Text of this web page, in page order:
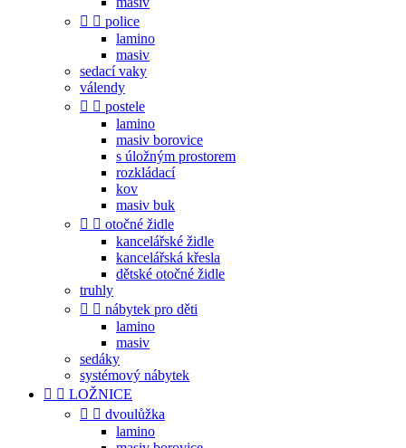
  police
lamino
masiv
sedací vaky
válendy
  postele
lamino
masiv borovice
s úložným prostorem
rozkládací
kov
masiv buk
  otočné židle
kancelářské židle
kancelářská křesla
dětské otočné židle
truhly
  nábytek pro děti
lamino
masiv
sedáky
systémový nábytek
  LOŽNICE
  dvoulůžka
lamino